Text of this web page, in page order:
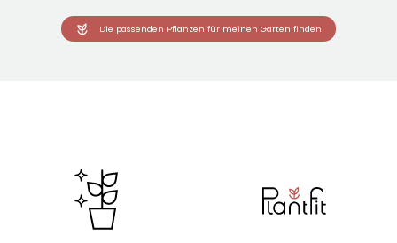
Die passenden Pflanzen für meinen Garten finden